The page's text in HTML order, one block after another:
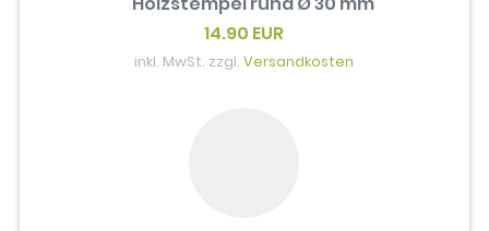
14.90 EUR
inkl. MwSt. zzgl.Versandkosten